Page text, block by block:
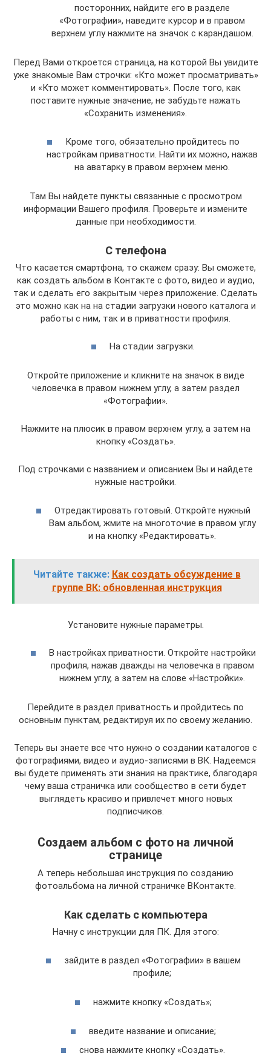
посторонних, найдите его в разделе
«Фотографии», наведите курсор и в правом
верхнем углу нажмите на значок с карандашом.
Перед Вами откроется страница, на которой Вы увидите
уже знакомые Вам строчки: «Кто может просматривать»
и «Кто может комментировать». После того, как
поставите нужные значение, не забудьте нажать
«Сохранить изменения».
Кроме того, обязательно пройдитесь по
настройкам приватности. Найти их можно, нажав
на аватарку в правом верхнем меню.
Там Вы найдете пункты связанные с просмотром
информации Вашего профиля. Проверьте и измените
данные при необходимости.
С телефона
Что касается смартфона, то скажем сразу: Вы сможете,
как создать альбом в Контакте с фото, видео и аудио,
так и сделать его закрытым через приложение. Сделать
это можно как на на стадии загрузки нового каталога и
работы с ним, так и в приватности профиля.
На стадии загрузки.
Откройте приложение и кликните на значок в виде
человечка в правом нижнем углу, а затем раздел
«Фотографии».
Нажмите на плюсик в правом верхнем углу, а затем на
кнопку «Создать».
Под строчками с названием и описанием Вы и найдете
нужные настройки.
Отредактировать готовый. Откройте нужный
Вам альбом, жмите на многоточие в правом углу
и на кнопку «Редактировать».
Читайте также: Как создать обсуждение в
группе ВК: обновленная инструкция
Установите нужные параметры.
В настройках приватности. Откройте настройки
профиля, нажав дважды на человечка в правом
нижнем углу, а затем на слове «Настройки».
Перейдите в раздел приватность и пройдитесь по
основным пунктам, редактируя их по своему желанию.
Теперь вы знаете все что нужно о создании каталогов с
фотографиями, видео и аудио-записями в ВК. Надеемся
вы будете применять эти знания на практике, благодаря
чему ваша страничка или сообщество в сети будет
выглядеть красиво и привлечет много новых
подписчиков.
Создаем альбом с фото на личной
странице
А теперь небольшая инструкция по созданию
фотоальбома на личной страничке ВКонтакте.
Как сделать с компьютера
Начну с инструкции для ПК. Для этого:
зайдите в раздел «Фотографии» в вашем
профиле;
нажмите кнопку «Создать»;
введите название и описание;
снова нажмите кнопку «Создать».